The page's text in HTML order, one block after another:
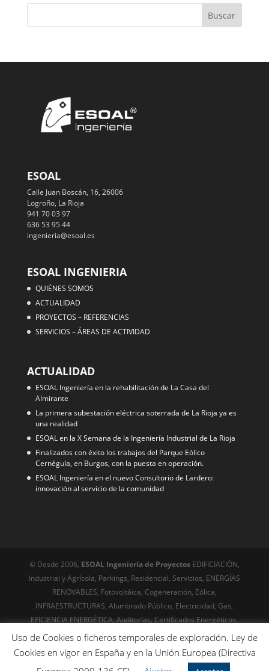
ESOAL
Calle Juan Boscán, 16, 26006
Logroño, La Rioja
941 70 03 97
636 53 95 44
ingenieria@esoal.es
ESOAL INGENIERIA
QUIÉNES SOMOS
ACTUALIDAD
PROYECTOS – REFERENCIAS
SERVICIOS – ÁREAS DE ACTIVIDAD
ACTUALIDAD
ESOAL Ingeniería en la rehabilitación de La Casa del
Almirante
La primera subestación eléctrica soterrada de La Rioja ya es
una realidad
ESOAL en la X Semana de la Ingeniería Industrial de La Rioja
Finalizados con éxito los trabajos del Parque Eólico
Cernégula, en Burgos, con la puesta en operación.
ESOAL Ingeniería en el nuevo Consultorio de Lardero:
innovación al servicio de la comunidad
© Desde 2006, ESOAL Ingeniería de Proyectos EDIFICIACIÓN,
Industrial y Agrícola, Parkings, Residencial, Servicios, ENERGÍAS
RENOVABLES, Fotovoltáica, Cogeneración, Eólica,
INFRAESTRUCTURAS, Alumbrado Público, Electricidad, Gas,
EFICIENCIA ENERGÉTICA, Auditorías, Certificados Energéticos,
URBANISMO, Servicios técnicos, Edificación, Arquitectura
© Desde 1999
Riojawebs,com
Diseño web, posicionamiento,
Online desde el siglo XX - SEO técnico avanzado. Optimización
Uso de Cookies o ficheros temporales de exploración. Ley de
Cookies en vigor en España y en la Unión Europea (Directiva